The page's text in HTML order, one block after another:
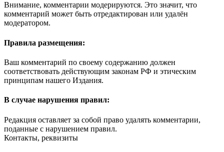
Внимание, комментарии модерируются. Это значит, что
комментарий может быть отредактирован или удалён
модератором.
Правила размещения:
Ваш комментарий по своему содержанию должен
соответствовать действующим законам РФ и этическим
принципам нашего Издания.
В случае нарушения правил:
Редакция оставляет за собой право удалять комментарии,
поданные с нарушением правил.
Контакты, реквизиты